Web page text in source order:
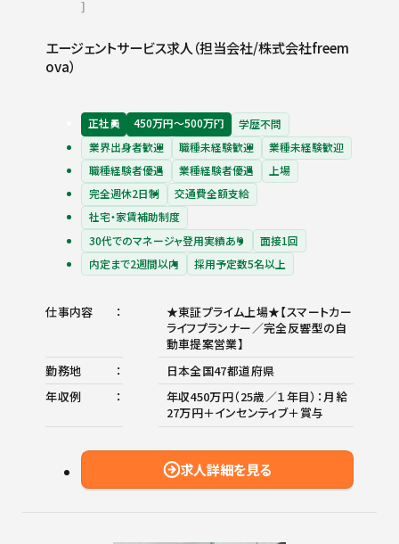
エージェントサービス求人（担当会社/株式会社freem
ova）
正社員 450万円〜500万円
学歴不問
業界出身者歓迎
職種未経験歓迎
業種未経験歓迎
職種経験者優遇
業種経験者優遇
上場
完全週休2日制
交通費全額支給
社宅・家賃補助制度
30代でのマネージャ登用実績あり
面接1回
内定まで2週間以内
採用予定数5名以上
仕事内容
★東証プライム上場★【スマートカー
ライフプランナー／完全反響型の自
動車提案営業】
勤務地
日本全国47都道府県
年収例
年収450万円（25歳／１年目）：月給
27万円＋インセンティブ＋賞与
求人詳細を見る